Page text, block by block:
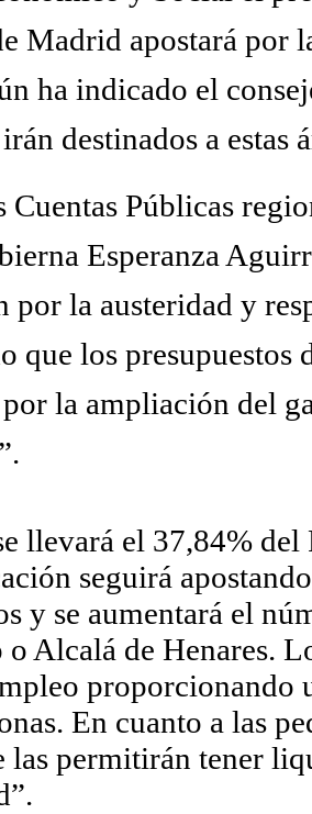
Madrid apostará por
ha indicado el
destinados a estas
Cuentas Públicas
Esperanza
por la austeridad y
que los presupuestos
la ampliación del
llevará el 37,84%
seguirá
y se aumentará el
Alcalá de Henares.
proporcionando
En cuanto a las
las permitirán tener